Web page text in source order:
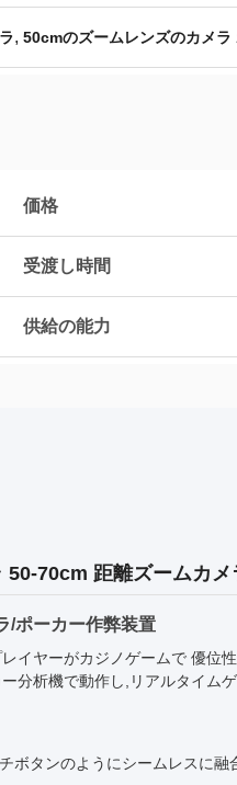
, 50cmのズームレンズのカメラ
価格
受渡し時間
供給の能力
50-70cm 距離ズームカ
/ポーカー作弊装置
イヤーがカジノゲームで 優位
分析機で動作し,リアルタイムゲ
ボタンのようにシームレスに融